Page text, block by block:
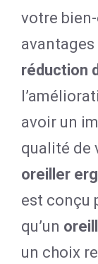
votre
avantages
réduction
avoir un
qualité de
oreiller
est conçu
qu’un
un choix